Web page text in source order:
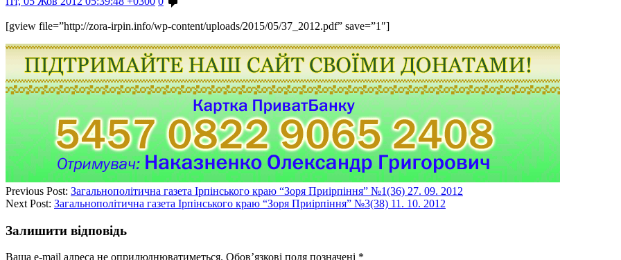
[gview file=”http://zora-irpin.info/wp-content/uploads/2015/05/37_2012.pdf” save=”1″]
Previous Post: Загальнополітична газета Ірпінського краю “Зоря Приірпіння” №1(36) 27. 09. 2012
Next Post: Загальнополітична газета Ірпінського краю “Зоря Приірпіння” №3(38) 11. 10. 2012
Залишити відповідь
Ваша e-mail адреса не оприлюднюватиметься. Обов’язкові поля позначені *